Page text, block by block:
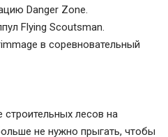
Danger Zone.
Flying Scoutsman.
в соревновательный
лесов на
не нужно прыгать, чтобы